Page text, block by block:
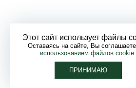
Этот сайт использует файлы
Оставаясь на сайте, Вы
использованием файлов cookie.
ПРИНИМАЮ